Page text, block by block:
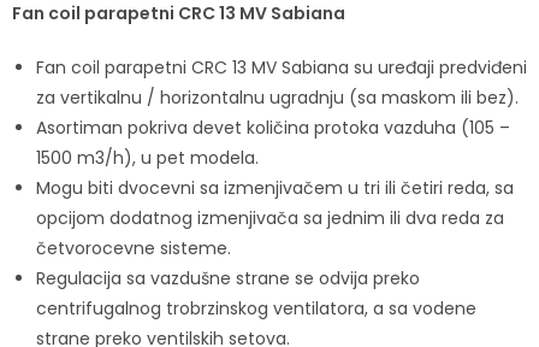
Fan coil parapetni CRC 13 MV Sabiana
Fan coil parapetni CRC 13 MV Sabiana su uređaji predviđeni
za vertikalnu / horizontalnu ugradnju (sa maskom ili bez).
Asortiman pokriva devet količina protoka vazduha (105 –
1500 m3/h), u pet modela.
Mogu biti dvocevni sa izmenjivačem u tri ili četiri reda, sa
opcijom dodatnog izmenjivača sa jednim ili dva reda za
četvorocevne sisteme.
Regulacija sa vazdušne strane se odvija preko
centrifugalnog trobrzinskog ventilatora, a sa vodene
strane preko ventilskih setova.